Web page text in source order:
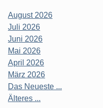
August 2026
Juli 2026
Juni 2026
Mai 2026
April 2026
März 2026
Das Neueste ...
Älteres ...